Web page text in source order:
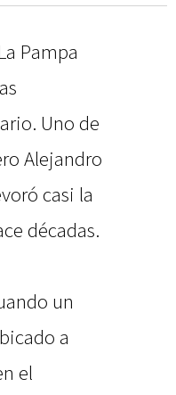
Pampa
Uno de
Alejandro
casi la
décadas.
un
a
el